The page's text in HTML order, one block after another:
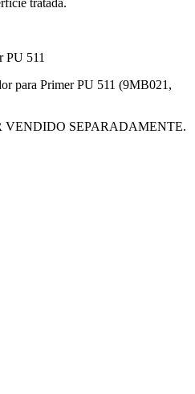
tratada.
PU 511
para Primer PU 511 (9MB021,
SEPARADAMENTE.